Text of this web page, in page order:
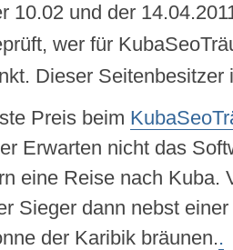
10.02 und der
wer für
Dieser Seitenbesitzer
Preis beim
Erwarten nicht das
eine Reise nach Kuba.
Sieger dann nebst
der Karibik bräunen..